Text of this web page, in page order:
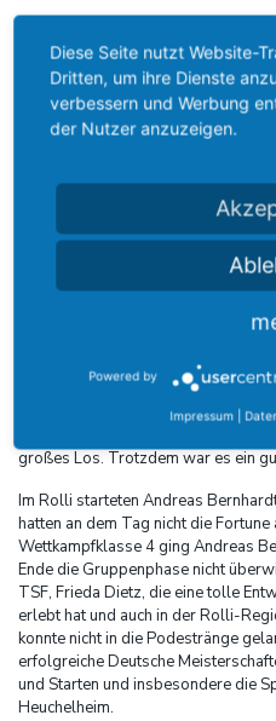
Wollmert, ehemaliger mehrfacher
Einzel und Doppel und schaffte mit
ebenso besonderes Ergebnis,
mittlerweile 60 Jahre alt.
Hosseini Pour, der in Paris für das
und bei den Deutschen
konnte im Einzel überzeugen und
Im Doppel an der Seite des TSF
nicht das Glück auf ihrer Seite und
die Medaillenränge schaffen. Nach
TSF Urgestein Thomas Richel
konnte die Gruppenphase als 2.
großes Los. Trotzdem war es ein
Im Rolli starteten Andreas
hatten an dem Tag nicht die Fortune
Wettkampfklasse 4 ging Andreas
Ende die Gruppenphase nicht
TSF, Frieda Dietz, die eine tolle
erlebt hat und auch in der Rolli-
konnte nicht in die Podestränge
erfolgreiche Deutsche
und Starten und insbesondere die
Heuchelheim.
Diese Seite nutzt Website-
Dritten, um ihre Dienste
verbessern und Werbung
der Nutzer anzuzeigen.
Powered by
Impressum |